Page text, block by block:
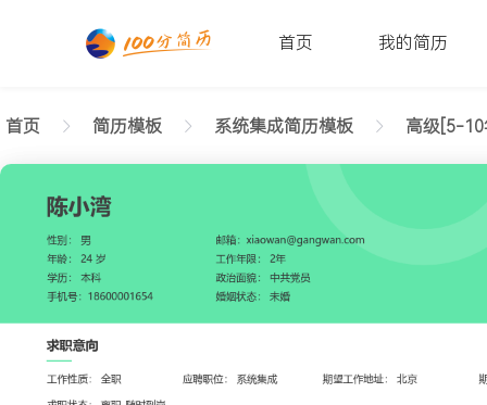
首页 我的简历
首页 简历模板 系统集成简历模板 高级[5-
正在查看高级系统集成实用简历模板文字版
陈小湾
性别: 男年龄: 26 学历: 本科婚姻状态: 未婚 工作年限: 4年 政治面貌: 党